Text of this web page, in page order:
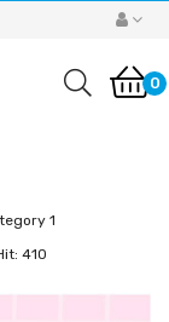
0
1
410